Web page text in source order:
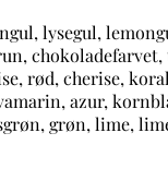
lysegul,
rød, cherise,
azur,
grøn, lime,